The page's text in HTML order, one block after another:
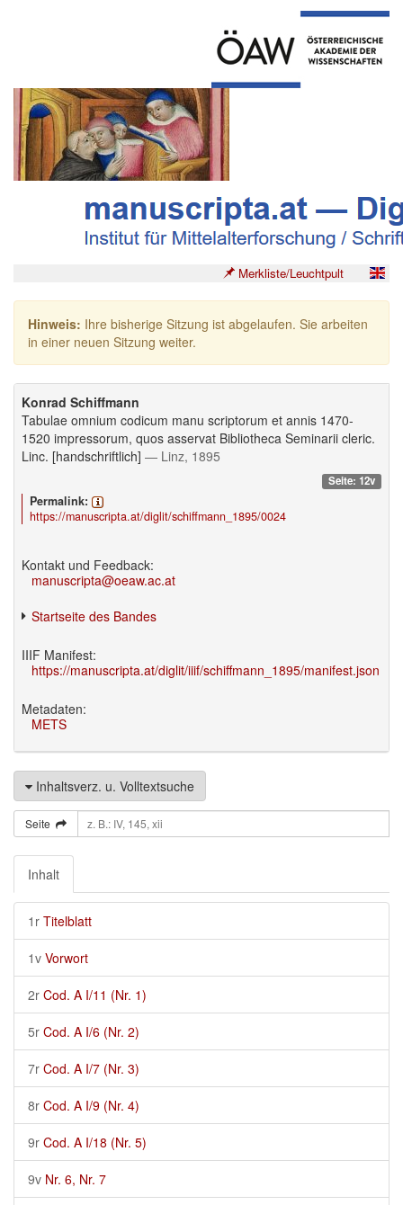
Merkliste/Leuchtpult
Hinweis: Ihre bisherige Sitzung ist abgelaufen. Sie arbeiten
in einer neuen Sitzung weiter.
Konrad Schiffmann
Tabulae omnium codicum manu scriptorum et annis 1470-
1520 impressorum, quos asservat Bibliotheca Seminarii cleric.
Linc. [handschriftlich] — Linz, 1895
Seite: 12v
Permalink:
https://manuscripta.at/diglit/schiffmann_1895/0024
Kontakt und Feedback:
manuscripta@oeaw.ac.at
Startseite des Bandes
IIIF Manifest:
https://manuscripta.at/diglit/iiif/schiffmann_1895/manifest.json
Metadaten:
METS
Inhaltsverz. u. Volltextsuche
Seite
Inhalt
1r Titelblatt
1v Vorwort
2r Cod. A I/11 (Nr. 1)
5r Cod. A I/6 (Nr. 2)
7r Cod. A I/7 (Nr. 3)
8r Cod. A I/9 (Nr. 4)
9r Cod. A I/18 (Nr. 5)
9v Nr. 6, Nr. 7